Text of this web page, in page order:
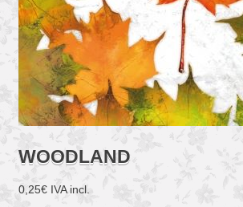
WOODLAND
0,25€ IVA incl.